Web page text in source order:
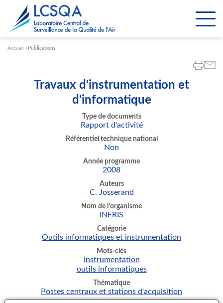
Accueil Publications
Travaux d'instrumentation et
d'informatique
Type de documents
Rapport d'activité
Référentiel technique national
Non
Année programme
2008
Auteurs
C. Josserand
Nom de l'organisme
INERIS
Catégorie
Outils informatiques et instrumentation
Mots-clés
Instrumentation
outils informatiques
Thématique
Postes centraux et stations d'acquisition
Paramétrer les cookies